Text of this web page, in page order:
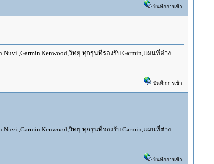
บันทึกการเข้า
Nuvi ,Garmin Kenwood,วิทยุ ทุกรุ่นที่รองรับ Garmin,แผนที่ต่าง
บันทึกการเข้า
Nuvi ,Garmin Kenwood,วิทยุ ทุกรุ่นที่รองรับ Garmin,แผนที่ต่าง
บันทึกการเข้า